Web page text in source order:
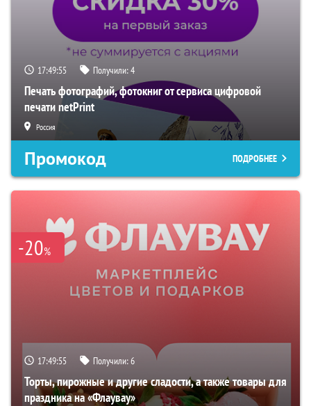
17:49:54 Получили:4
Печать фотографий, фотокниг от сервиса цифровой
печати netPrint
Россия
Промокод ПОДРОБНЕЕ
-20%
17:49:54 Получили:6
Торты, пирожные и другие сладости, а также товары для
праздника на «Флаувау»